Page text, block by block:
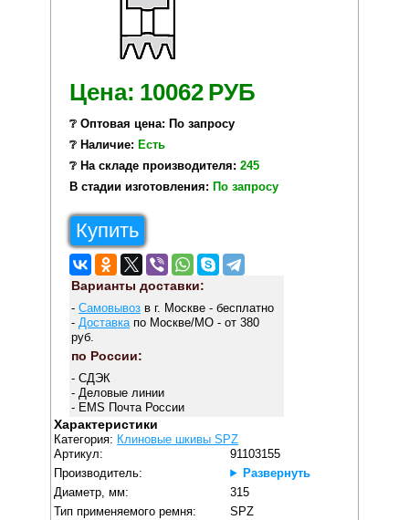
Цена: 10062 РУБ
❔ Оптовая цена: По запросу
❔ Наличие: Есть
❔ На складе производителя: 245
В стадии изготовления: По запросу
Купить
Варианты доставки:
- Самовывозв г. Москве - бесплатно
- Доставкапо Москве/МО - от 380
руб.
по России:
- СДЭК
- Деловые линии
- EMS Почта России
Характеристики
Категория: Клиновые шкивы SPZ
Артикул:
91103155
Производитель:
Развернуть
Диаметр, мм:
315
Тип применяемого ремня:
SPZ